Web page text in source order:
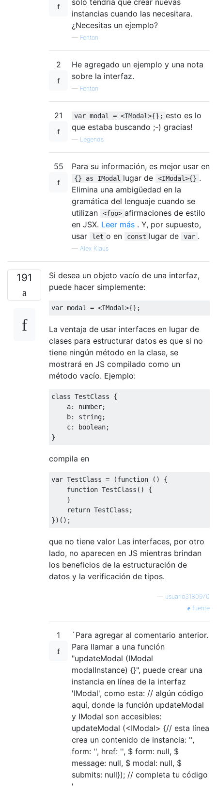
instancias cuando las necesitara.
¿Necesitas un ejemplo?
— Fenton
2
He agregado un ejemplo y una nota
sobre la interfaz.
— Fenton
21 var modal = <IModal>{}; esto es lo
que estaba buscando ;-) gracias!
— Legends
55 Para su información, es mejor usar en
{} as IModal lugar de <IModal>{} .
Elimina una ambigüedad en la
gramática del lenguaje cuando se
utilizan
<foo> afirmaciones de estilo
en JSX. Leer más . Y, por supuesto,
usar
let o en const lugar de var .
— Alex Klaus
191
Si desea un objeto vacío de una interfaz,
puede hacer simplemente:
var modal = <IModal>{};
La ventaja de usar interfaces en lugar de
clases para estructurar datos es que si no
tiene ningún método en la clase, se
mostrará en JS compilado como un
método vacío. Ejemplo:
class TestClass
{
    a
: number;
    b
: string;
    c
: boolean;
}
compila en
var TestClass = (function ()
{
function TestClass ()
{
}
return TestClass ;
})();
que no tiene valor Las interfaces, por otro
lado, no aparecen en JS mientras brindan
los beneficios de la estructuración de
datos y la verificación de tipos.
usuario3180970
fuente
1
`Para agregar al comentario anterior.
Para llamar a una función
"updateModal (IModal
modalInstance) {}", puede crear una
instancia en línea de la interfaz
'IModal', como esta: // algún código
aquí, donde la función updateModal
y IModal son accesibles:
updateModal (<IModal> {// esta línea
crea un contenido de instancia: '',
form: '', href: '', $ form: null, $
message: null, $ modal: null, $
submits: null}); // completa tu código
'